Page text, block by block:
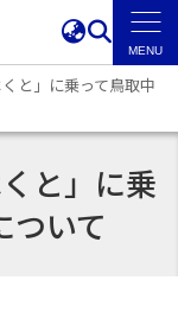
と」に乗って鳥取中
と」に乗
ついて